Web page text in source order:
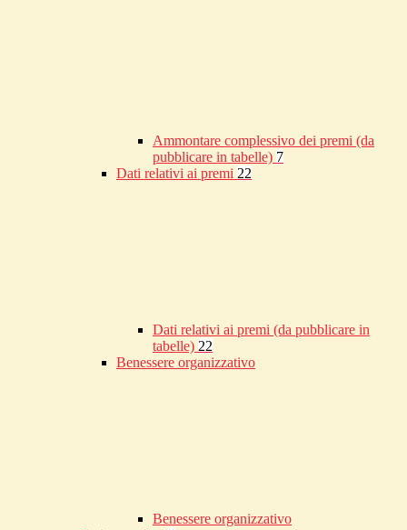
Ammontare complessivo dei premi (da
pubblicare in tabelle) 7
Dati relativi ai premi 22
Dati relativi ai premi (da pubblicare in
tabelle) 22
Benessere organizzativo
Benessere organizzativo